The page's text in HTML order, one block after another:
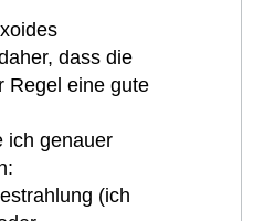
dass die
Regel eine gute
ich genauer
(ich